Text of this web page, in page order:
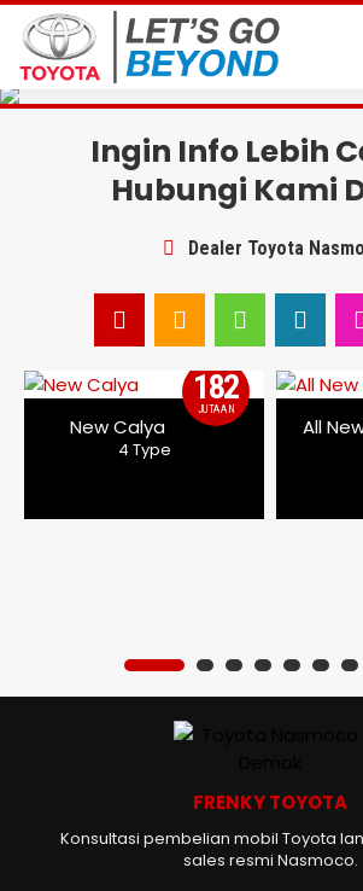
Ingin Info Lebih
Hubungi Kami
Dealer Toyota
182
JUTAAN
New Calya
4 Type
All
FRENKY TOYOTA
Konsultasi pembelian mobil Toyota
sales resmi Nasmoco.